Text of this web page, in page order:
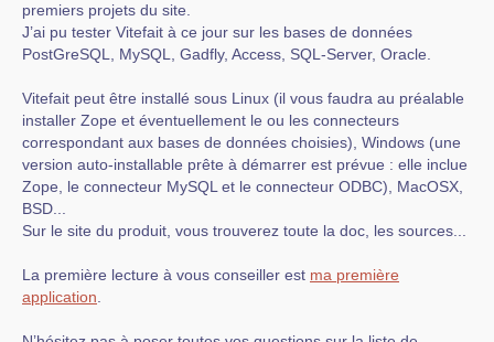
premiers projets du site.
J’ai pu tester Vitefait à ce jour sur les bases de données
PostGreSQL, MySQL, Gadfly, Access, SQL-Server, Oracle.
Vitefait peut être installé sous Linux (il vous faudra au préalable
installer Zope et éventuellement le ou les connecteurs
correspondant aux bases de données choisies), Windows (une
version auto-installable prête à démarrer est prévue : elle inclue
Zope, le connecteur MySQL et le connecteur ODBC), MacOSX,
BSD...
Sur le site du produit, vous trouverez toute la doc, les sources...
La première lecture à vous conseiller est ma première
application